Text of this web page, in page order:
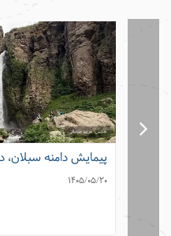
کیسه خواب پر
پیمایش دامنه سبلان،
1405/05/20